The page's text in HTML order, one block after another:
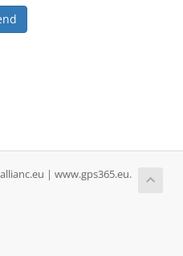
| www.gps365.eu.